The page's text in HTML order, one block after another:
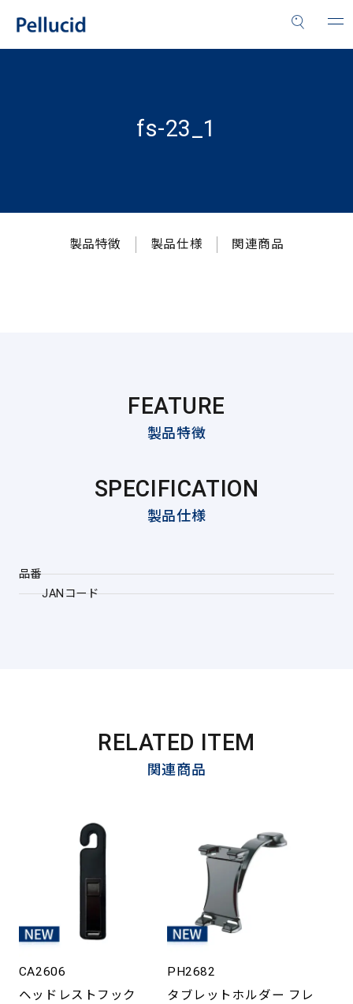
fs-23_1
製品特徴 製品仕様 関連商品
FEATURE
製品特徴
SPECIFICATION
製品仕様
品番
JANコード
RELATED ITEM
関連商品
CA2606
ヘッドレストフック
PH2682
タブレットホルダー フレ